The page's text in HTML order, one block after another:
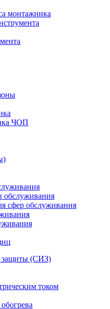
монтажника
ЧОП
обслуживания
сфер обслуживания
защиты (СИЗ)
током